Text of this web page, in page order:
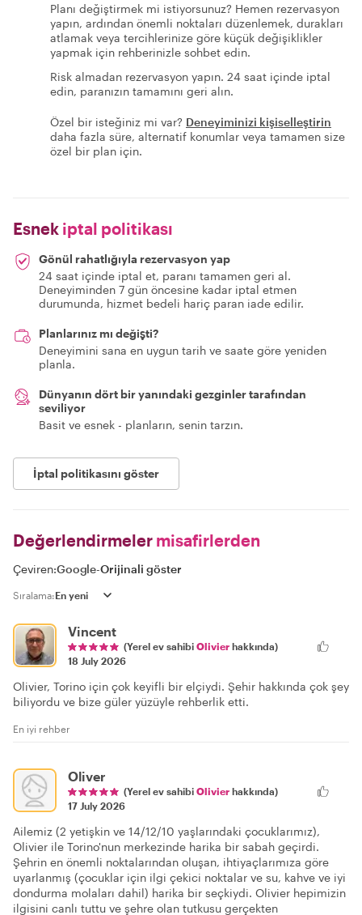
Planı değiştirmek mi istiyorsunuz? Hemen rezervasyon
yapın, ardından önemli noktaları düzenlemek, durakları
atlamak veya tercihlerinize göre küçük değişiklikler
yapmak için rehberinizle sohbet edin.
Risk almadan rezervasyon yapın. 24 saat içinde iptal
edin, paranızın tamamını geri alın.
Özel bir isteğiniz mi var? Deneyiminizi kişiselleştirin
daha fazla süre, alternatif konumlar veya tamamen size
özel bir plan için.
Esnek iptal politikası
Gönül rahatlığıyla rezervasyon yap
24 saat içinde iptal et, paranı tamamen geri al.
Deneyiminden 7 gün öncesine kadar iptal etmen
durumunda, hizmet bedeli hariç paran iade edilir.
Planlarınız mı değişti?
Deneyimini sana en uygun tarih ve saate göre yeniden
planla.
Dünyanın dört bir yanındaki gezginler tarafından
seviliyor
Basit ve esnek - planların, senin tarzın.
İptal politikasını göster
Değerlendirmeler misafirlerden
Çeviren:Google-Orijinali göster
Sıralama:
Vincent
(Yerel ev sahibi Olivier hakkında)
18 July 2026
Olivier, Torino için çok keyifli bir elçiydi. Şehir hakkında çok şey
biliyordu ve bize güler yüzüyle rehberlik etti.
En iyi rehber
Oliver
(Yerel ev sahibi Olivier hakkında)
17 July 2026
Ailemiz (2 yetişkin ve 14/12/10 yaşlarındaki çocuklarımız),
Olivier ile Torino'nun merkezinde harika bir sabah geçirdi.
Şehrin en önemli noktalarından oluşan, ihtiyaçlarımıza göre
uyarlanmış (çocuklar için ilgi çekici noktalar ve su, kahve ve iyi
dondurma molaları dahil) harika bir seçkiydi. Olivier hepimizin
ilgisini canlı tuttu ve şehre olan tutkusu gerçekten